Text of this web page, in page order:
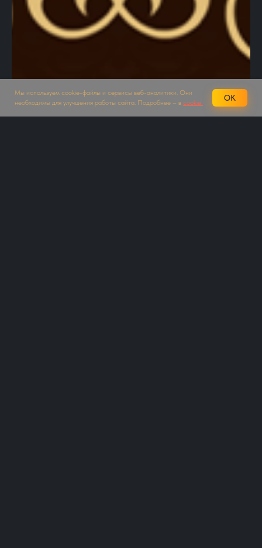
Мы используем cookie-файлы и сервисы веб-аналитики. Они
необходимы для улучшения работы сайта. Подробнее – в cookie
OK